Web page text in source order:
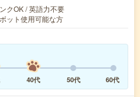
クOK / 英語力不要
ット使用可能な方
40代 50代 60代